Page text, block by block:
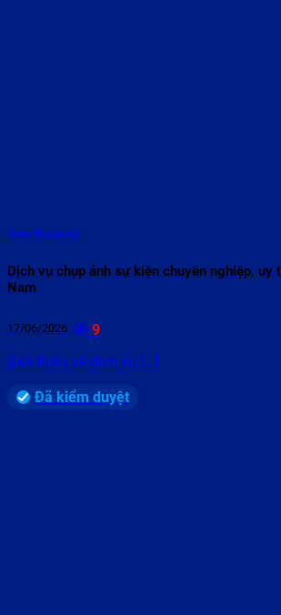
Rate this post
Dịch vụ chụp ảnh sự kiện chuyên nghiệp,
Nam
17/06/2026
9
Giới thiệu về dịch vụ [...]
Đã kiểm duyệt